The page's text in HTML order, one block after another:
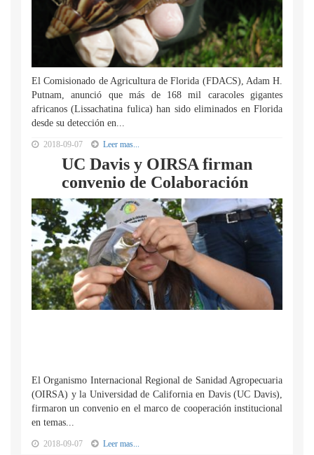
El Comisionado de Agricultura de Florida (FDACS), Adam H.
Putnam, anunció que más de 168 mil caracoles gigantes
africanos (Lissachatina fulica) han sido eliminados en Florida
desde su detección en...
2018-09-07 Leer mas...
UC Davis y OIRSA firman
convenio de Colaboración
El Organismo Internacional Regional de Sanidad Agropecuaria
(OIRSA) y la Universidad de California en Davis (UC Davis),
firmaron un convenio en el marco de cooperación institucional
en temas...
2018-09-07 Leer mas...